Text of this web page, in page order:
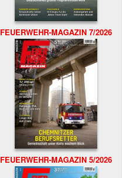
FEUERWEHR-MAGAZIN 7/2026
FEUERWEHR-MAGAZIN 5/2026